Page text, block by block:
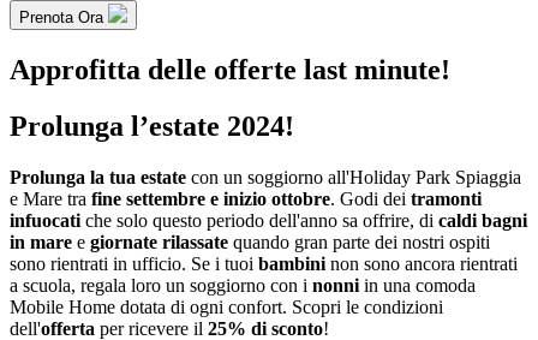
Prenota Ora
Approfitta delle offerte last minute!
Prolunga l’estate 2024!
Prolunga la tua estate con un soggiorno all'Holiday Park Spiaggia
e Mare tra fine settembre e inizio ottobre. Godi dei tramonti
infuocati che solo questo periodo dell'anno sa offrire, di caldi bagni
in mare e giornate rilassate quando gran parte dei nostri ospiti
sono rientrati in ufficio. Se i tuoi bambini non sono ancora rientrati
a scuola, regala loro un soggiorno con i nonni in una comoda
Mobile Home dotata di ogni confort. Scopri le condizioni
dell'offerta per ricevere il 25% di sconto!